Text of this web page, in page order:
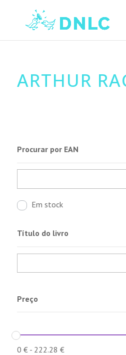
ARTHUR
Procurar por EAN
Em stock
Título do livro
Preço
0 €- 222.28 €